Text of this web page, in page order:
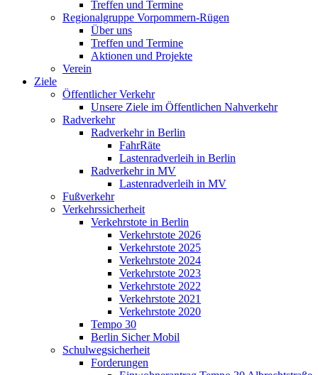
Treffen und Termine
Regionalgruppe Vorpommern-Rügen
Über uns
Treffen und Termine
Aktionen und Projekte
Verein
Ziele
Öffentlicher Verkehr
Unsere Ziele im Öffentlichen Nahverkehr
Radverkehr
Radverkehr in Berlin
FahrRäte
Lastenradverleih in Berlin
Radverkehr in MV
Lastenradverleih in MV
Fußverkehr
Verkehrssicherheit
Verkehrstote in Berlin
Verkehrstote 2026
Verkehrstote 2025
Verkehrstote 2024
Verkehrstote 2023
Verkehrstote 2022
Verkehrstote 2021
Verkehrstote 2020
Tempo 30
Berlin Sicher Mobil
Schulwegsicherheit
Forderungen